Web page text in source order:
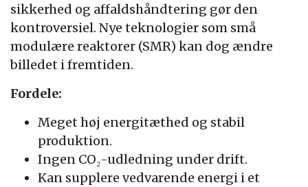
sikkerhed og affaldshåndtering gør den
kontroversiel. Nye teknologier som små
modulære reaktorer (SMR) kan dog ændre
billedet i fremtiden.
Fordele:
Meget høj energitæthed og stabil
produktion.
Ingen CO₂-udledning under drift.
Kan supplere vedvarende energi i et